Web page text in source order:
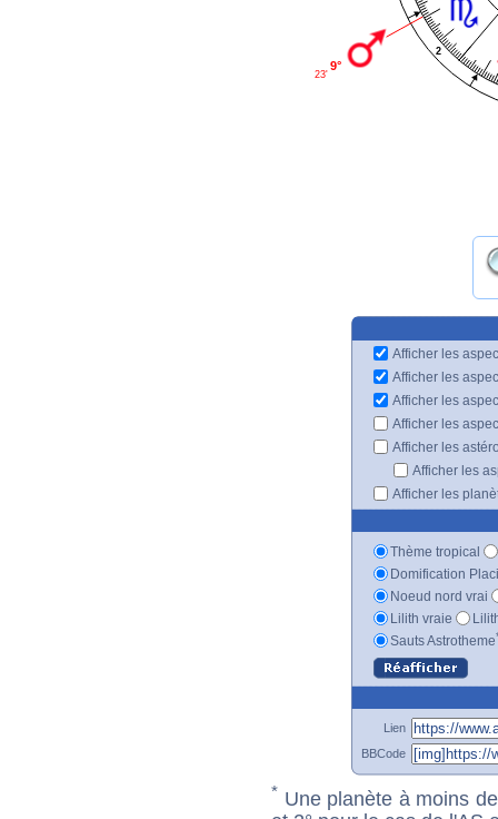
2
9°
23'
Afficher les
Afficher les
Afficher les
Afficher les
Afficher les
Afficher les
Afficher les
Thème tropical
Domification
Noeud nord vrai
Lilith vraie
Sauts Astrotheme
Lien
BBCode
* Une planète à moins